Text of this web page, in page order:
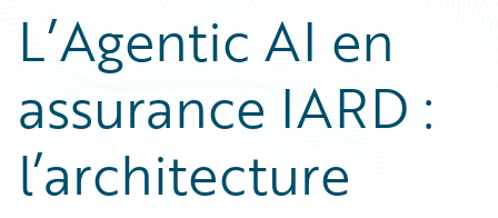
Podcasts
Blog
Insurance Technology FAQ
Careers
Customer Viewpoint
General Interest
Partner Perspective
Technology
L’Agentic AI en
assurance IARD :
l’architecture